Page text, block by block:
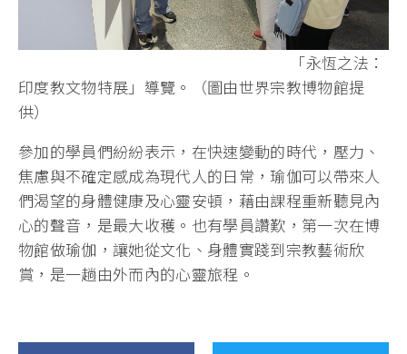
「永恆之法：
印度教文物特展」導覽。（圖由世界宗教博物館提
供）
參加的學員們紛紛表示，在快速變動的時代，壓力、
焦慮與不確定感成為現代人的日常，瑜伽可以帶來人
們渴望的身體健康及心靈安頓，藉由課程重新聽見內
心的聲音，是最大收穫。也有學員讚歎，第一次在博
物館做瑜伽，讓她從文化、身體實踐到宗教藝術欣
賞，是一趟由外而內的心靈旅程。